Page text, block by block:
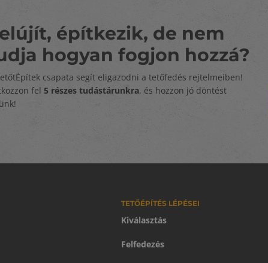
építkezik, de nem
hogyan fogjon hozzá?
csapata segít eligazodni a tetőfedés rejtelmeiben!
fel 5 részes tudástárunkra, és hozzon jó döntést
TETŐÉPÍTÉS LÉPÉSEI
Kiválasztás
Felfedezés